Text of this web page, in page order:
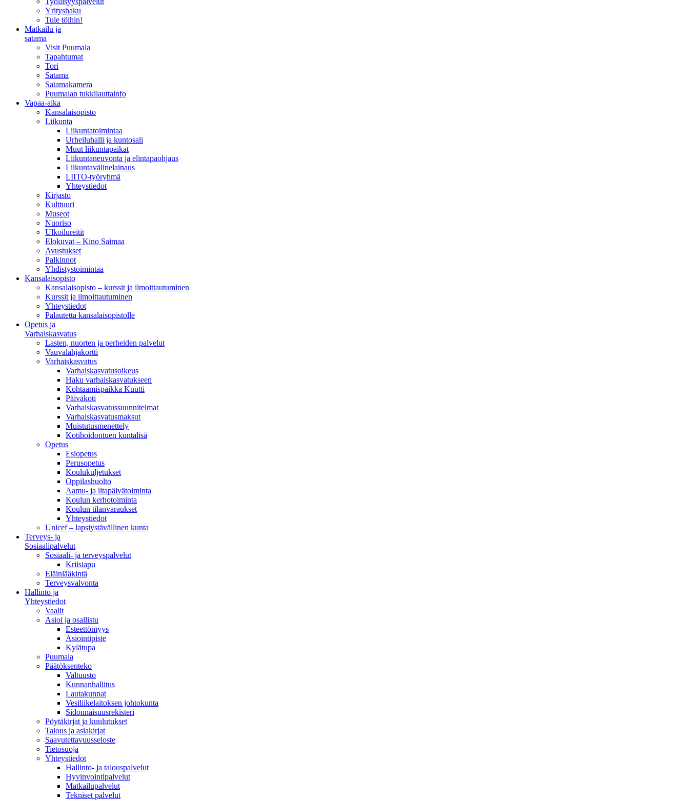
Yrityshaku
Tule töihin!
Matkailu ja
satama
Visit Puumala
Tapahtumat
Tori
Satama
Satamakamera
Puumalan tukkilauttainfo
Vapaa-aika
Kansalaisopisto
Liikunta
Liikuntatoimintaa
Urheiluhalli ja kuntosali
Muut liikuntapaikat
Liikuntaneuvonta ja elintapaohjaus
Liikuntavälinelainaus
LIITO-työryhmä
Yhteystiedot
Kirjasto
Kulttuuri
Museot
Nuoriso
Ulkoilureitit
Elokuvat – Kino Saimaa
Avustukset
Palkinnot
Yhdistystoimintaa
Kansalaisopisto
Kansalaisopisto – kurssit ja ilmoittautuminen
Kurssit ja ilmoittautuminen
Yhteystiedot
Palautetta kansalaisopistolle
Opetus ja
Varhaiskasvatus
Lasten, nuorten ja perheiden palvelut
Vauvalahjakortti
Varhaiskasvatus
Varhaiskasvatusoikeus
Haku varhaiskasvatukseen
Kohtaamispaikka Kuutti
Päiväkoti
Varhaiskasvatussuunnitelmat
Varhaiskasvatusmaksut
Muistutusmenettely
Kotihoidontuen kuntalisä
Opetus
Esiopetus
Perusopetus
Koulukuljetukset
Oppilashuolto
Aamu- ja iltapäivätoiminta
Koulun kerhotoiminta
Koulun tilanvaraukset
Yhteystiedot
Unicef – lapsiystävällinen kunta
Terveys- ja
Sosiaalipalvelut
Sosiaali- ja terveyspalvelut
Kriisiapu
Eläinlääkintä
Terveysvalvonta
Hallinto ja
Yhteystiedot
Vaalit
Asioi ja osallistu
Esteettömyys
Asiointipiste
Kylätupa
Puumala
Päätöksenteko
Valtuusto
Kunnanhallitus
Lautakunnat
Vesiliikelaitoksen johtokunta
Sidonnaisuusrekisteri
Pöytäkirjat ja kuulutukset
Talous ja asiakirjat
Saavutettavuusseloste
Tietosuoja
Yhteystiedot
Hallinto- ja talouspalvelut
Hyvinvointipalvelut
Matkailupalvelut
Tekniset palvelut